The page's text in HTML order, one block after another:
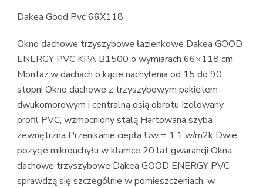
Dakea Good Pvc 66X118
Okno dachowe trzyszybowe łazienkowe Dakea GOOD
ENERGY PVC KPA B1500 o wymiarach 66×118 cm
Montaż w dachach o kącie nachylenia od 15 do 90
stopni Okno dachowe z trzyszybowym pakietem
dwukomorowym i centralną osią obrotu Izolowany
profil PVC, wzmocniony stalą Hartowana szyba
zewnętrzna Przenikanie ciepła Uw = 1,1 w/m2k Dwie
pozycje mikrouchyłu w klamce 20 lat gwarancji Okna
dachowe trzyszybowe Dakea GOOD ENERGY PVC
sprawdzą się szczególnie w pomieszczeniach, w